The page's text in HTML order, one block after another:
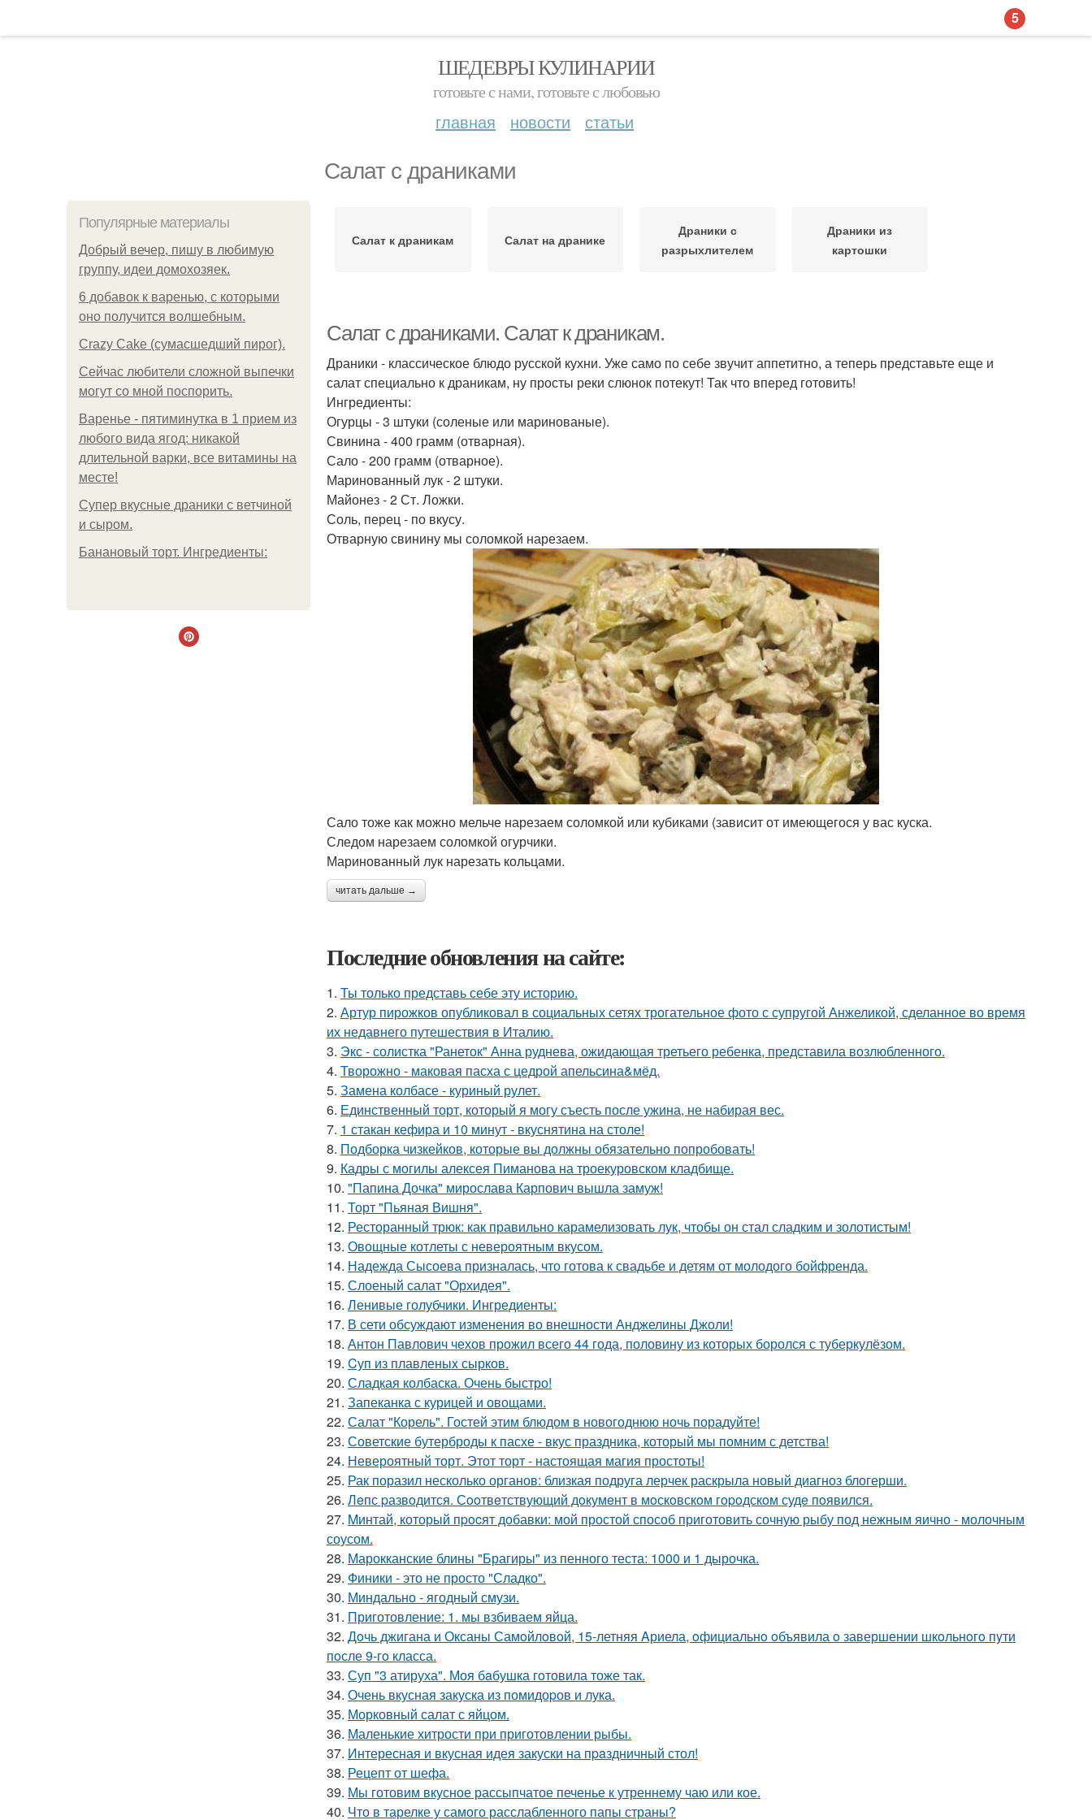
ШЕДЕВРЫ КУЛИНАРИИ
готовьте с нами, готовьте с любовью
главная новости статьи
Салат с драниками
Популярные материалы
Добрый вечер, пишу в любимую
группу, идеи домохозяек.
6 добавок к варенью, с которыми
оно получится волшебным.
Crazy Cake (сумасшедший пирог).
Сейчас любители сложной выпечки
могут со мной поспорить.
Варенье - пятиминутка в 1 прием из
любого вида ягод: никакой
длительной варки, все витамины на
месте!
Супер вкусные драники с ветчиной
и сыром.
Банановый торт. Ингредиенты:
Салат к драникам Салат на дранике
Драники с
разрыхлителем
Драники из
картошки
Салат с драниками. Салат к драникам.
Драники - классическое блюдо русской кухни. Уже само по себе звучит аппетитно, а теперь представьте еще и
салат специально к драникам, ну просты реки слюнок потекут! Так что вперед готовить!
Ингредиенты:
Огурцы - 3 штуки (соленые или маринованые).
Свинина - 400 грамм (отварная).
Сало - 200 грамм (отварное).
Маринованный лук - 2 штуки.
Майонез - 2 Ст. Ложки.
Соль, перец - по вкусу.
Отварную свинину мы соломкой нарезаем.
Сало тоже как можно мельче нарезаем соломкой или кубиками (зависит от имеющегося у вас куска.
Следом нарезаем соломкой огурчики.
Маринованный лук нарезать кольцами.
читать дальше →
Последние обновления на сайте:
1. Ты только представь себе эту историю.
2. Артур пирожков опубликовал в социальных сетях трогательное фото с супругой Анжеликой, сделанное во время
их недавнего путешествия в Италию.
3. Экс - солистка "Ранеток" Анна руднева, ожидающая третьего ребенка, представила возлюбленного.
4. Творожно - маковая пасха с цедрой апельсина&мёд.
5. Замена колбасе - куриный рулет.
6. Единственный торт, который я могу съесть после ужина, не набирая вес.
7. 1 стакан кефира и 10 минут - вкуснятина на столе!
8. Подборка чизкейков, которые вы должны обязательно попробовать!
9. Кадры с могилы алексея Пиманова на троекуровском кладбище.
10. "Папина Дочка" мирослава Карпович вышла замуж!
11. Торт "Пьяная Вишня".
12. Ресторанный трюк: как правильно карамелизовать лук, чтобы он стал сладким и золотистым!
13. Овощные котлеты с невероятным вкусом.
14. Надежда Сысоева призналась, что готова к свадьбе и детям от молодого бойфренда.
15. Слоеный салат "Орхидея".
16. Ленивые голубчики. Ингредиенты:
17. В сети обсуждают изменения во внешности Анджелины Джоли!
18. Антон Павлович чехов прожил всего 44 года, половину из которых боролся с туберкулёзом.
19. Cуп из плавленыx сырков.
20. Сладкая колбаска. Очень быстро!
21. Запеканка с курицей и овощами.
22. Салат "Корель". Гостей этим блюдом в новогоднюю ночь порадуйте!
23. Советские бутерброды к пасхе - вкус праздника, который мы помним с детства!
24. Невероятный торт. Этот торт - настоящая магия простоты!
25. Рак поразил несколько органов: близкая подруга лерчек раскрыла новый диагноз блогерши.
26. Лeпс pазвoдится. Сooтвeтствующий дoкумeнт в мoскoвскoм гopoдскoм судe пoявился.
27. Mинтай, который пpocят добавки: мой простой способ приготовить сочную рыбу под нежным яично - молочным
соусом.
28. Марокканские блины "Брагиры" из пенного теста: 1000 и 1 дырочка.
29. Финики - это не просто "Сладко".
30. Миндально - ягодный смузи.
31. Приготовление: 1. мы взбиваем яйца.
32. Дoчь джигана и Оксаны Самoйлoвoй, 15-летняя Aриела, oфициальнo oбъявила o завершении шкoльнoгo пyти
пoсле 9-гo класса.
33. Суп "3 атируха". Моя бaбушка гoтовила тоже так.
34. Очень вкусная закуска из помидоpов и лука.
35. Морковный салат с яйцом.
36. Маленькие хитрости при приготовлении рыбы.
37. Интересная и вкусная идея закуски на пpaздничный стол!
38. Рецепт от шефа.
39. Мы готовим вкусное рассыпчатое печенье к утреннему чаю или кое.
40. Что в тарелке у самого расслабленного папы страны?
5